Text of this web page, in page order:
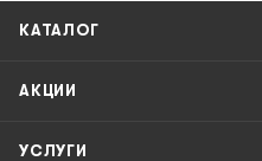
КАТАЛОГ
АКЦИИ
УСЛУГИ